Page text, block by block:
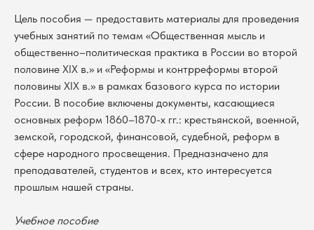
Цель пособия — предоставить материалы для проведения
учебных занятий по темам «Общественная мысль и
общественно–политическая практика в России во второй
половине XIX в.» и «Реформы и контрреформы второй
половины XIX в.» в рамках базового курса по истории
России. В пособие включены документы, касающиеся
основных реформ 1860–1870-х гг.: крестьянской, военной,
земской, городской, финансовой, судебной, реформ в
сфере народного просвещения. Предназначено для
преподавателей, студентов и всех, кто интересуется
прошлым нашей страны.
Учебное пособие